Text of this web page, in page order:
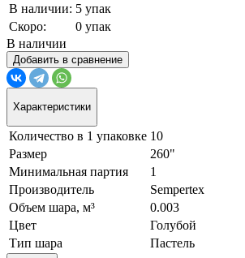
В наличии: 5 упак
Скоро:
0 упак
В наличии
Добавить в сравнение
Характеристики
Количество в 1 упаковке 10
Размер
260"
Минимальная партия
1
Производитель
Sempertex
Объем шара, м³
0.003
Цвет
Голубой
Тип шара
Пастель